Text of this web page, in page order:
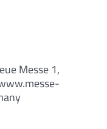
Messe 1,